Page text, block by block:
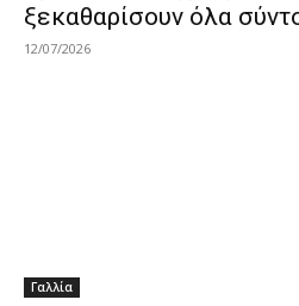
ξεκαθαρίσουν όλα
12/07/2026
Γαλλία